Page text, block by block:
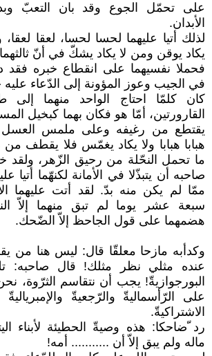
على تحمّل الجوع وقد بان التعبّ
الأبدان.
لذلك أتيا عليهما لحسا لحسا، لعقا
يكاد يوقن ومن لا يكاد يشكّ في أنّ
فحملا نفسيهما على انقطاع خبره فقد
في الجيب وعوز المؤونة إلى الدّعاء
كان كلمّا احتاج الواحد منهما إلى
القارورتين، أمّا هو فكان بهما كبخيل
يقتطع من رغيفه وعلى ملمس العسل
هبابا هبابا ولا يكاد يغمّس فلا يقطف من
ما تحمل النحّلة من رحيق الزّهر،
صاحبه أن يتبذّلا في الأمانة لكنهّما أتيا
ممّا لم يكن منه بدّ. لقد أتت عليهما
سبعة عشر يوما لم تبق منهما إلاّ
هضمهما على قول الجاحظ إلاّ الضّحك.
وكدأبه مازحا معلقّا قال: ليس هنا من
عنده مثلي نظر مثلك! قال صاحبه:
البورجوازيةّ! يجب أن نتقاسم الثرّوة،
على الرّأسماليةّ والرّجعيةّ
الاشتراكيةّ.
رد ّضاحكا: هذه وصيةّ الحطيئة لأبناء
ماله ولم يبق إلاّ أن ........... أمه!